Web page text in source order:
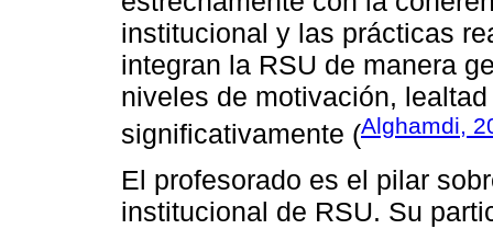
institucional y las prácticas
integran la RSU de manera
niveles de motivación,
significativamente (Alghamdi,
El profesorado es el pilar
institucional de RSU. Su